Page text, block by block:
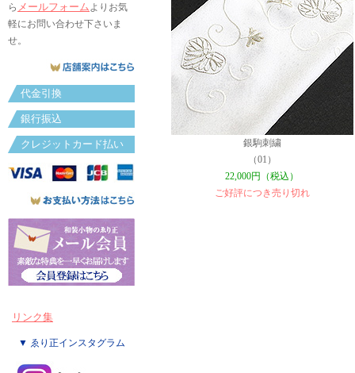
ら メールフォームよりお気
軽にお問い合わせ下さいま
せ。
代金引換
銀行振込
クレジットカード払い
リンク集
▼ ゑり正インスタグラム
銀駒刺繍
（01）
22,000円（税込）
ご好評につき売り切れ